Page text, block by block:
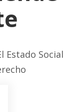
Estado Social